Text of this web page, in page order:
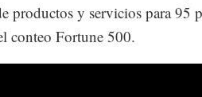
productos y servicios para 95
conteo Fortune 500.